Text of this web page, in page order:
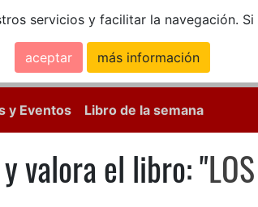
servicios y facilitar la navegación.
aceptar más información
y Eventos Libro de la semana
valora el libro: LOS
valora el libro: "